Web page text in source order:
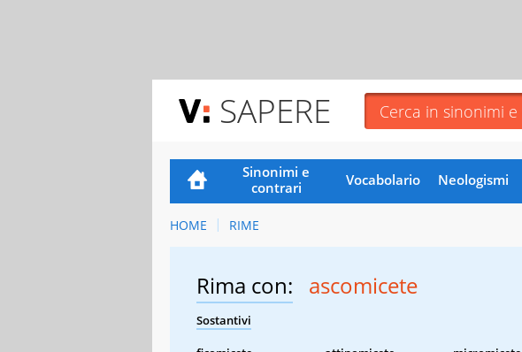
SAPERE
Sinonimi e
contrari
Vocabolario Neologismi
HOME RIME
Rima con: ascomicete
Sostantivi